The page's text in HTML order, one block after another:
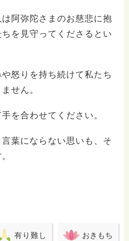
阿弥陀さまのお慈悲に抱
を見守ってくださるとい
怒りを持ち続けて私たち
せん。
を合わせてください。
葉にならない思いも、そ
有り難し おきもち